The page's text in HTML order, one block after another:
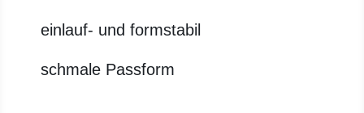
einlauf- und formstabil
schmale Passform